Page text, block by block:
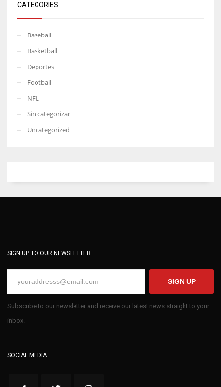
CATEGORIES
Baseball
Basketball
Deportes
Football
NFL
Sin categorizar
Uncategorized
SIGN UP TO OUR NEWSLETTER
SIGN UP
Subscribe to our newsletter and receive our latest news straight to your
inbox.
SOCIAL MEDIA